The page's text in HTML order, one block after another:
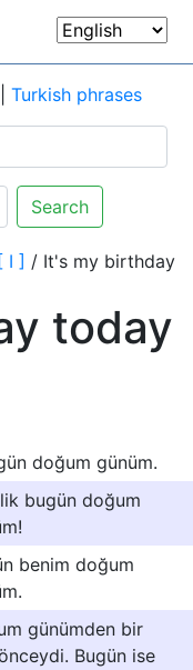
Turkish phrases
Search
[ I ] / It's my birthday
today
doğum günüm.
bugün doğum
benim doğum
günümden bir
Bugün ise